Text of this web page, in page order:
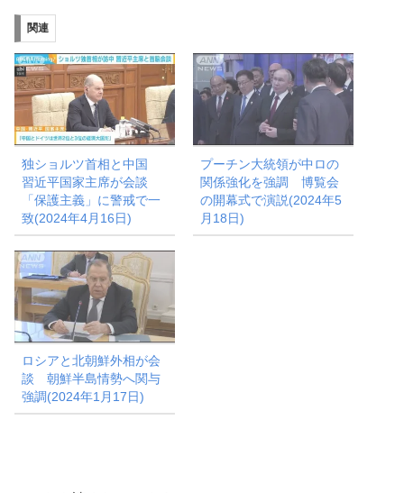
み
中…
関連
独ショルツ首相と中国
習近平国家主席が会談
「保護主義」に警戒で一
致(2024年4月16日)
プーチン大統領が中ロの
関係強化を強調 博覧会
の開幕式で演説(2024年5
月18日)
ロシアと北朝鮮外相が会
談 朝鮮半島情勢へ関与
強調(2024年1月17日)